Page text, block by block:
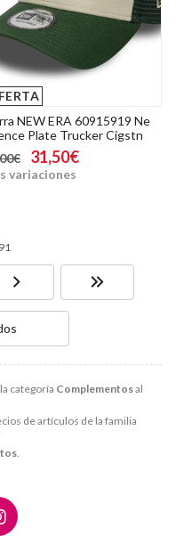
categoría Complementosal
de artículos de la familia
.
NEW ERA 60915919 Ne
Plate Trucker Cigstn
31,50€
variaciones